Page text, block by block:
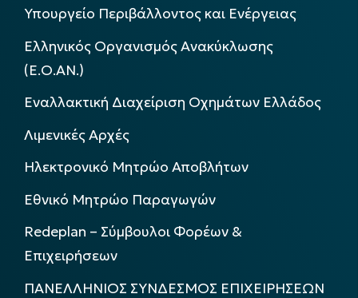
Υπουργείο Περιβάλλοντος και Ενέργειας
Ελληνικός Οργανισμός Ανακύκλωσης
(Ε.Ο.ΑΝ.)
Εναλλακτική Διαχείριση Οχημάτων Ελλάδος
Λιμενικές Αρχές
Ηλεκτρονικό Μητρώο Αποβλήτων
Εθνικό Μητρώο Παραγωγών
Redeplan – Σύμβουλοι Φορέων &
Επιχειρήσεων
ΠΑΝΕΛΛΗΝΙΟΣ ΣΥΝΔΕΣΜΟΣ ΕΠΙΧΕΙΡΗΣΕΩΝ